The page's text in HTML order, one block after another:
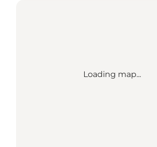
Loading map...